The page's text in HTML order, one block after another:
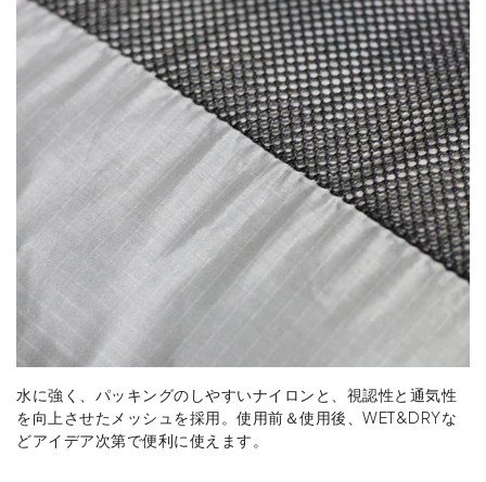
水に強く、パッキングのしやすいナイロンと、視認性と通気性
を向上させたメッシュを採用。使用前＆使用後、WET&DRYな
どアイデア次第で便利に使えます。